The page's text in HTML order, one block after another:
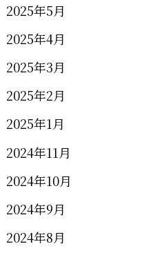
2025年5月
2025年4月
2025年3月
2025年2月
2025年1月
2024年11月
2024年10月
2024年9月
2024年8月